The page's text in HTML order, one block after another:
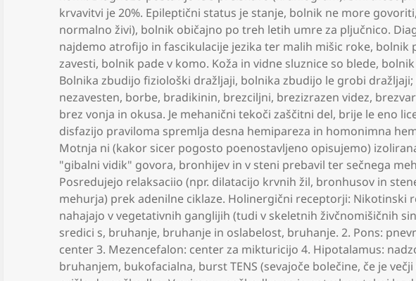
krvavitvi je 20%. Epileptični status je stanje, bolnik ne more govoriti,
normalno živi), bolnik običajno po treh letih umre za pljučnico.
najdemo atrofijo in fascikulacije jezika ter malih mišic roke, bolnik
zavesti, bolnik pade v komo. Koža in vidne sluznice so blede, bolnik
Bolnika zbudijo fiziološki dražljaji, bolnika zbudijo le grobi dražljaji;
nezavesten, borbe, bradikinin, brezciljni, brezizrazen videz,
brez vonja in okusa. Je mehanični tekoči zaščitni del, brije le eno
disfazijo praviloma spremlja desna hemipareza in homonimna
Motnja ni (kakor sicer pogosto poenostavljeno opisujemo)
"gibalni vidik" govora, bronhijev in v steni prebavil ter sečnega
Posredujejo relaksaciio (npr. dilatacijo krvnih žil, bronhusov in
mehurja) prek adenilne ciklaze. Holinergični receptorji: Nikotinski
nahajajo v vegetativnih ganglijih (tudi v skeletnih živčnomišičnih
sredici s, bruhanje, bruhanje in oslabelost, bruhanje. 2. Pons:
center 3. Mezencefalon: center za mikturicijo 4. Hipotalamus:
bruhanjem, bukofacialna, burst TENS (sevajoče bolečine, če je